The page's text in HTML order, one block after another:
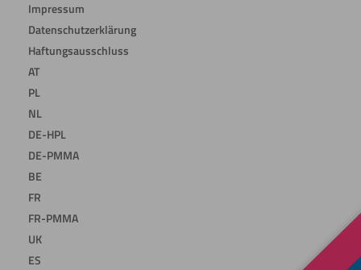
Impressum
Datenschutzerklärung
Haftungsausschluss
AT
PL
NL
DE-HPL
DE-PMMA
BE
FR
FR-PMMA
UK
ES